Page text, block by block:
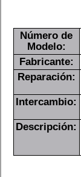
Número de
Modelo:
Fabricante:
Reparación:
Intercambio:
Descripción: